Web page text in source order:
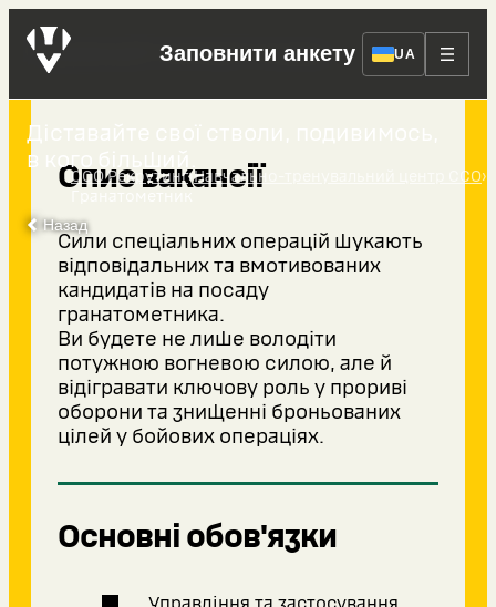
Заповнити анкету UA
ССО Рекрутинг›Навчально-тренувальний центр ССО›
Назад
Гранатометник
Діставайте свої стволи, подивимось,
в кого більший.
Опис вакансії
Сили спеціальних операцій шукають
відповідальних та вмотивованих
кандидатів на посаду
гранатометника.
Ви будете не лише володіти
потужною вогневою силою, але й
відігравати ключову роль у прориві
оборони та знищенні броньованих
цілей у бойових операціях.
Основні обов'язки